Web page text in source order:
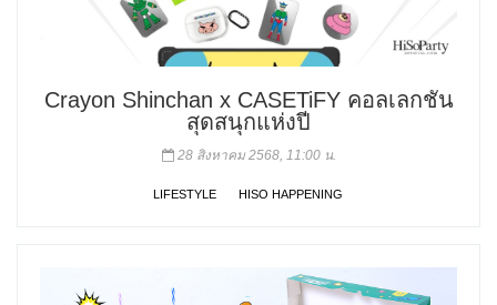
Crayon Shinchan x CASETiFY คอลเลกชัน
สุดสนุกแห่งปี
28 สิงหาคม 2568, 11:00 น.
LIFESTYLE HISO HAPPENING